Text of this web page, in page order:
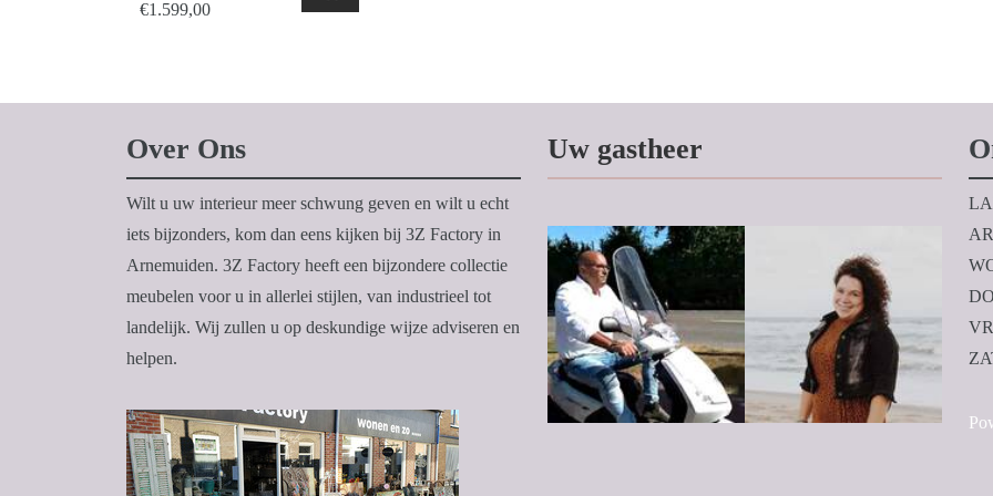
€1.599,00
Over Ons
Wilt u uw interieur meer schwung geven en wilt u echt
iets bijzonders, kom dan eens kijken bij 3Z Factory in
Arnemuiden. 3Z Factory heeft een bijzondere collectie
meubelen voor u in allerlei stijlen, van industrieel tot
landelijk. Wij zullen u op deskundige wijze adviseren en
helpen.
Uw gastheer